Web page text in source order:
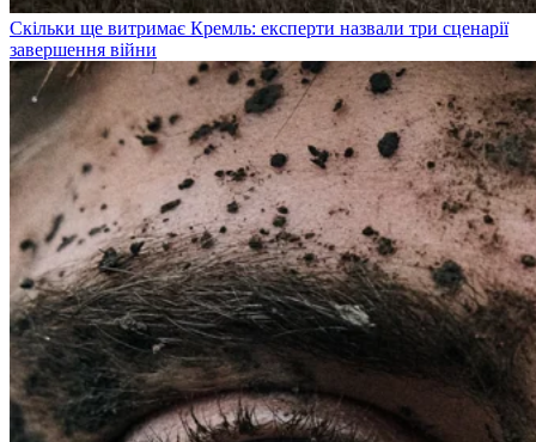
Скільки ще витримає Кремль: експерти назвали три сценарії
завершення війни